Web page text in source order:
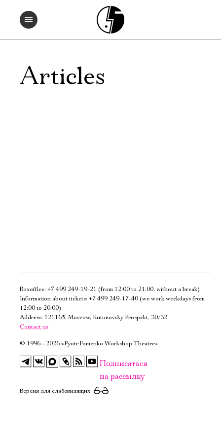
Articles
Boxoffice: +7 499 249-19-21 (from 12:00 to 21:00, without a break)
Information about tickets: +7 499 249-17-40 (we work weekdays from
12:00 to 20:00)
Address: 121165, Moscow, Kutuzovsky Prospekt, 30/32
Contact us
© 1996—2026 «Pyotr Fomenko Workshop Theatre»
Подписаться
на рассылку
Версия для слабовидящих
Электропочта
Ознакомиться